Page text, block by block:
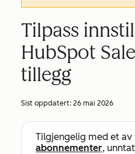
Tilpass
HubSpot
tillegg
Sist oppdatert: 26 mai 2026
Tilgjengelig med et
abonnementer,